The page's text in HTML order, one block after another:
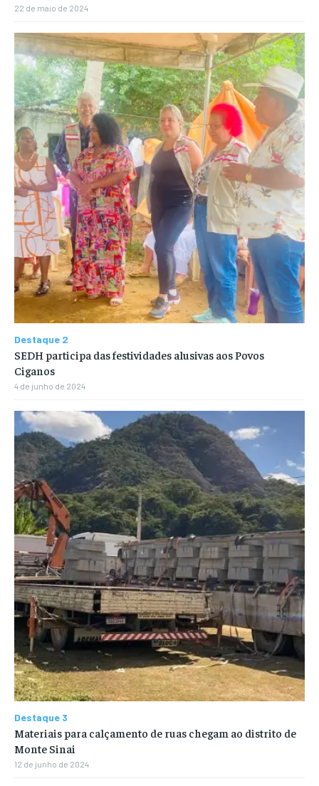
22 de maio de 2024
Destaque 2
SEDH participa das festividades alusivas aos Povos
Ciganos
4 de junho de 2024
Destaque 3
Materiais para calçamento de ruas chegam ao distrito de
Monte Sinai
12 de junho de 2024